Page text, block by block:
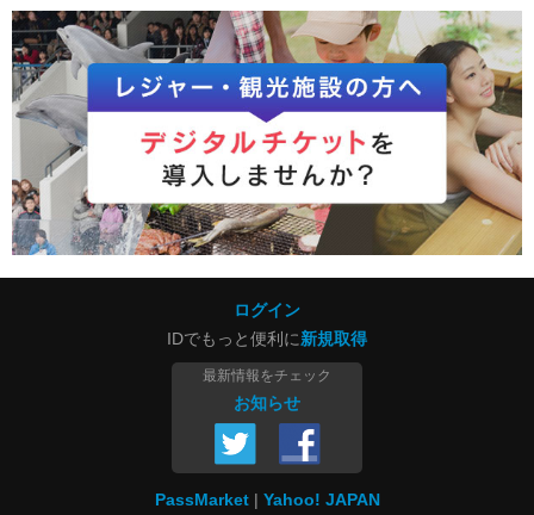
ログイン
IDでもっと便利に新規取得
最新情報をチェック
お知らせ
PassMarket Yahoo! JAPAN